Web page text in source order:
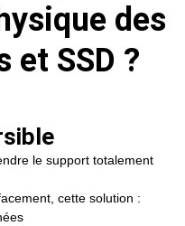
des
et SSD ?
le support totalement
cette solution :